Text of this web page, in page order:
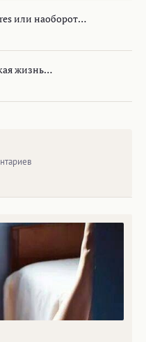
или наоборот…
жизнь…